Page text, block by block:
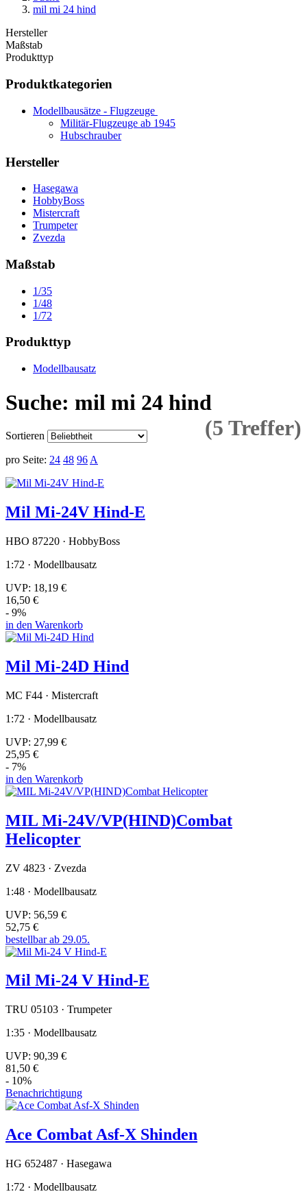
mil mi 24 hind
Hersteller
Maßstab
Produkttyp
Produktkategorien
Modellbausätze - Flugzeuge
Militär-Flugzeuge ab 1945
Hubschrauber
Hersteller
Hasegawa
HobbyBoss
Mistercraft
Trumpeter
Zvezda
Maßstab
1/35
1/48
1/72
Produkttyp
Modellbausatz
Suche: mil mi 24 hind
(5 Treffer)
Sortieren
pro Seite: 24 48 96 A
Mil Mi-24V Hind-E
HBO 87220 · HobbyBoss
1:72 · Modellbausatz
UVP: 18,19 €
16,50 €
- 9%
in den Warenkorb
Mil Mi-24D Hind
MC F44 · Mistercraft
1:72 · Modellbausatz
UVP: 27,99 €
25,95 €
- 7%
in den Warenkorb
MIL Mi-24V/VP(HIND)Combat
Helicopter
ZV 4823 · Zvezda
1:48 · Modellbausatz
UVP: 56,59 €
52,75 €
bestellbar ab 29.05.
Mil Mi-24 V Hind-E
TRU 05103 · Trumpeter
1:35 · Modellbausatz
UVP: 90,39 €
81,50 €
- 10%
Benachrichtigung
Ace Combat Asf-X Shinden
HG 652487 · Hasegawa
1:72 · Modellbausatz